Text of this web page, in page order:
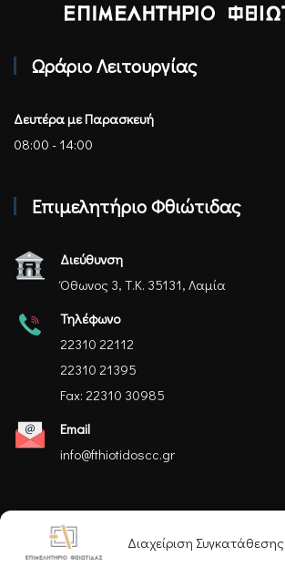
Διαχείριση Συγκατάθεσης
Ωράριο Λειτουργίας
Δευτέρα με Παρασκευή
08:00 - 14:00
Επιμελητήριο Φθιώτιδας
Διεύθυνση
Όθωνος 3, Τ.Κ. 35131, Λαμία
Τηλέφωνο
22310 22112
22310 21395
Fax: 22310 30985
Email
info@fthiotidoscc.gr
Ακολουθήστε μας